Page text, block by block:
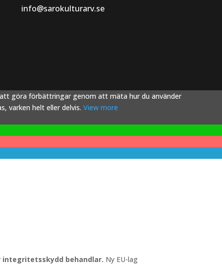
info@sarokulturarv.se
att göra förbättringar genom att mäta hur du använder
varken helt eller delvis. View more
behandlar. Ny EU-lag